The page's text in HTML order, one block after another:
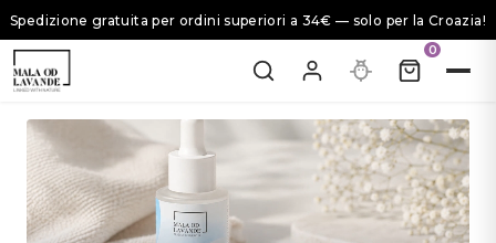
Spedizione gratuita per ordini superiori a 34€ — solo per la Croazia!
0